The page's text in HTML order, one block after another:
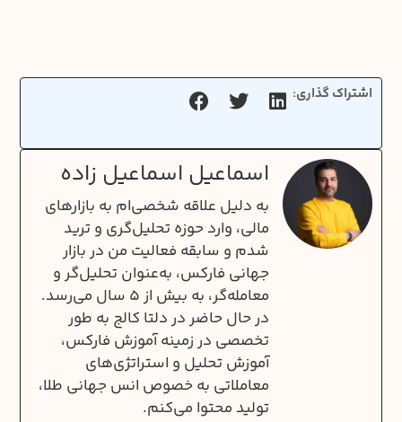
اشتراک گذاری:
اسماعیل اسماعیل زاده
به دلیل علاقه شخصی‌‌ام به بازارهای
مالی، وارد حوزه تحلیل‌گری و ترید
شدم و سابقه فعالیت من در بازار
جهانی فارکس، به‌عنوان تحلیل‌گر و
معامله‌گر، به بیش از ۵ سال می‌رسد.
در حال حاضر در دلتا کالج به طور
تخصصی در زمینه آموزش فارکس،
آموزش تحلیل و استراتژی‌های
معاملاتی به خصوص انس جهانی طلا،
تولید محتوا می‌کنم.